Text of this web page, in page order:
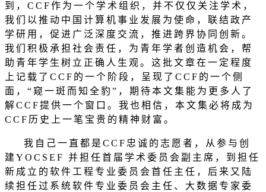
到， CCF作为一个学术组织，并不仅仅关注学术，
我们以推动中国计算机事业发展为使命，联结政产
学研用，促进广泛深度交流，推进跨界协同创新。
我们积极承担社会责任，为青年学者创造机会，帮
助青年学生树立正确人生观。这批文章在一定程度
上记载了 CCF 的一个阶段，呈现了 CCF 的一个侧
面， “窥一斑而知全豹 ” ，期待本文集能为更多人了
解CCF提供一个窗口。我也相信，本文集必将成为
CCF 历史上一笔宝贵的精神财富。
我自己一直都是 CCF 忠诚的志愿者，从参与创
建YOCSEF 并担任首届学术委员会副主席，到担任
新成立的软件工程专业委员会首任主任，后来又陆
续担任过系统软件专业委员会主任、大数据专家委